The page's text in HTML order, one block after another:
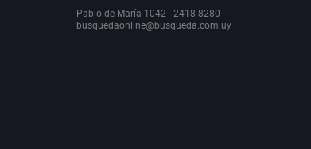
Pablo de María 1042 - 2418 8280
busquedaonline@busqueda.com.uy